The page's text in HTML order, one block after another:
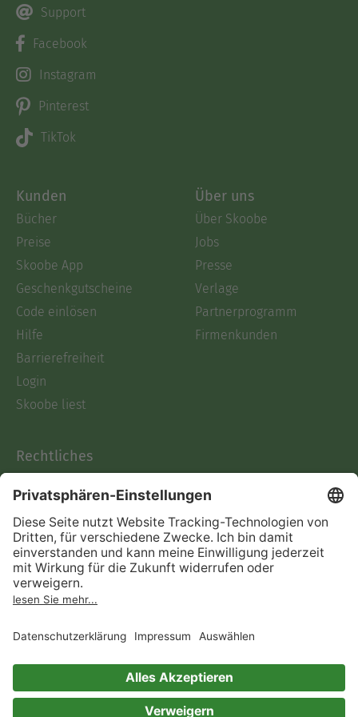
Support
Facebook
Instagram
Pinterest
TikTok
Kunden
Bücher
Preise
Skoobe App
Geschenkgutscheine
Code einlösen
Hilfe
Barrierefreiheit
Login
Skoobe liest
Über uns
Über Skoobe
Jobs
Presse
Verlage
Partnerprogramm
Firmenkunden
Rechtliches
AGB
Informationen nach Data
Act
Verträge hier kündigen
Impressum
Immer ein gutes Buch